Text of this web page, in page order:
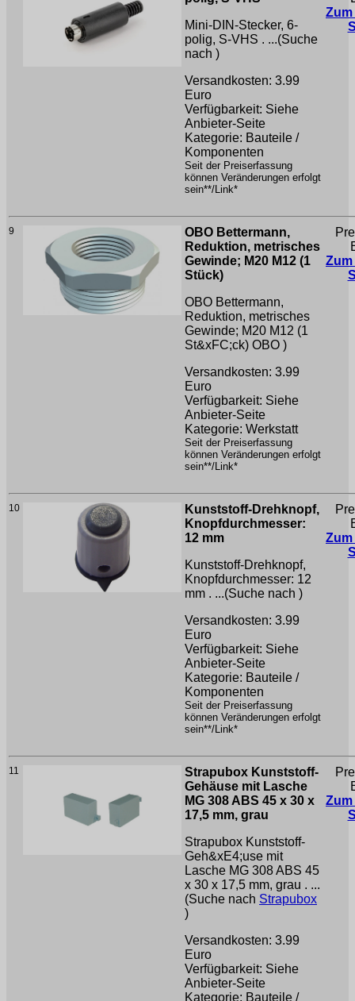
Mini-DIN-Stecker, 6-
polig, S-VHS . ...(Suche
nach )
Versandkosten: 3.99
Euro
Verfügbarkeit: Siehe
Anbieter-Seite
Kategorie: Bauteile /
Komponenten
Seit der Preiserfassung
können Veränderungen erfolgt
sein**/Link*
Zum
9
OBO Bettermann,
Reduktion, metrisches
Gewinde; M20 M12 (1
Stück)
OBO Bettermann,
Reduktion, metrisches
Gewinde; M20 M12 (1
St&xFC;ck) OBO )
Versandkosten: 3.99
Euro
Verfügbarkeit: Siehe
Anbieter-Seite
Kategorie: Werkstatt
Seit der Preiserfassung
können Veränderungen erfolgt
sein**/Link*
Zum
10
Kunststoff-Drehknopf,
Knopfdurchmesser:
12 mm
Kunststoff-Drehknopf,
Knopfdurchmesser: 12
mm . ...(Suche nach )
Versandkosten: 3.99
Euro
Verfügbarkeit: Siehe
Anbieter-Seite
Kategorie: Bauteile /
Komponenten
Seit der Preiserfassung
können Veränderungen erfolgt
sein**/Link*
Zum
11
Strapubox Kunststoff-
Gehäuse mit Lasche
MG 308 ABS 45 x 30 x
17,5 mm, grau
Strapubox Kunststoff-
Geh&xE4;use mit
Lasche MG 308 ABS 45
x 30 x 17,5 mm, grau . ...
(Suche nach Strapubox
)
Versandkosten: 3.99
Euro
Verfügbarkeit: Siehe
Anbieter-Seite
Kategorie: Bauteile /
Zum